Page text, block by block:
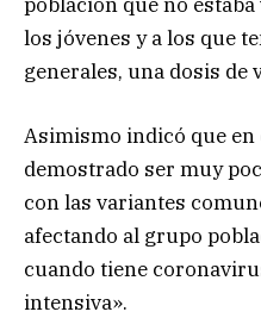
los jóvenes y a los que
generales, una dosis de
Asimismo indicó que
demostrado ser muy
con las variantes
afectando al grupo
cuando tiene
intensiva».